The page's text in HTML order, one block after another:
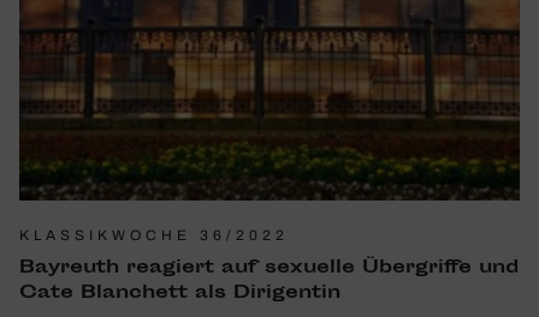
KLASSIKWOCHE 36/2022
Bayreuth reagiert auf sexu­elle Über­griffe und
Cate Blan­chett als Diri­gentin